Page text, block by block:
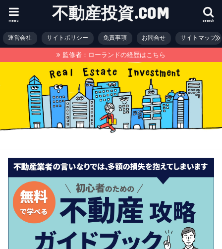
不動産投資.COM search
menu
運営会社 サイトポリシー 免責事項 お問合せ サイトマップ
監修者：ローランドの経歴はこちら